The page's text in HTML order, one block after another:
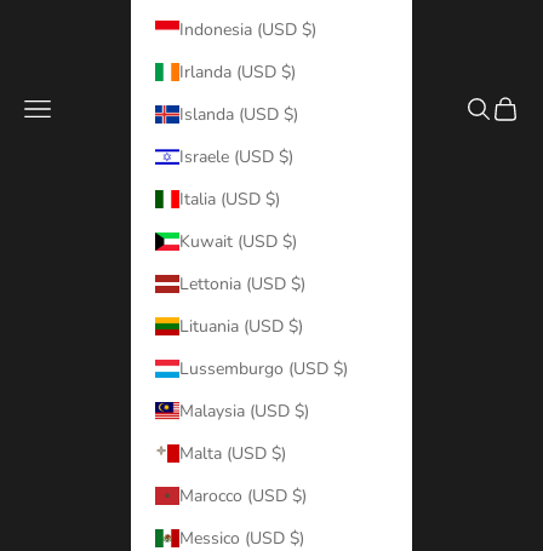
Menù Cerca
Indonesia (USD $)
Irlanda (USD $)
Islanda (USD $)
Israele (USD $)
Italia (USD $)
Kuwait (USD $)
Lettonia (USD $)
Lituania (USD $)
Lussemburgo (USD $)
Malaysia (USD $)
Malta (USD $)
Marocco (USD $)
Messico (USD $)